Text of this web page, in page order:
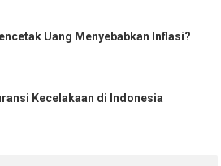
Uang Menyebabkan Inflasi?
Kecelakaan di Indonesia